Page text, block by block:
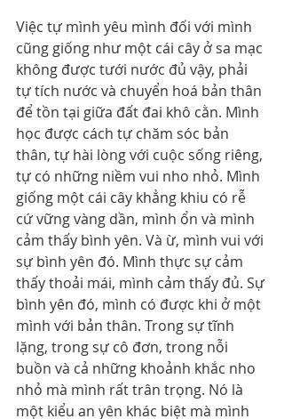
Việc tự mình yêu mình đối với mình
cũng giống như một cái cây ở sa mạc
không được tưới nước đủ vậy, phải
tự tích nước và chuyển hoá bản thân
để tồn tại giữa đất đai khô cằn. Mình
học được cách tự chăm sóc bản
thân, tự hài lòng với cuộc sống riêng,
tự có những niềm vui nho nhỏ. Mình
giống một cái cây khẳng khiu có rễ
cứ vững vàng dần, mình ổn và mình
cảm thấy bình yên. Và ừ, mình vui với
sự bình yên đó. Mình thực sự cảm
thấy thoải mái, mình cảm thấy đủ. Sự
bình yên đó, mình có được khi ở một
mình với bản thân. Trong sự tĩnh
lặng, trong sự cô đơn, trong nỗi
buồn và cả những khoảnh khắc nho
nhỏ mà mình rất trân trọng. Nó là
một kiểu an yên khác biệt mà mình